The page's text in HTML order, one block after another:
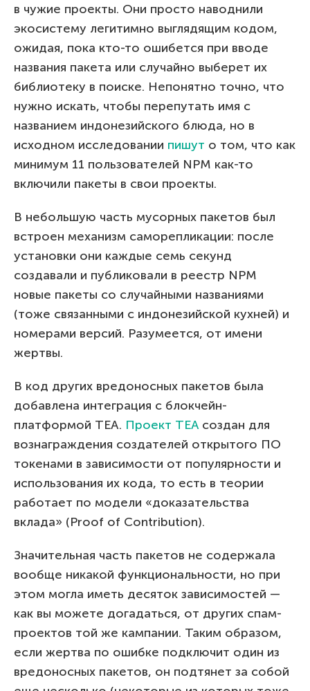
в чужие проекты. Они просто наводнили
экосистему легитимно выглядящим кодом,
ожидая, пока кто-то ошибется при вводе
названия пакета или случайно выберет их
библиотеку в поиске. Непонятно точно, что
нужно искать, чтобы перепутать имя с
названием индонезийского блюда, но в
исходном исследовании пишут о том, что как
минимум 11 пользователей NPM как-то
включили пакеты в свои проекты.
В небольшую часть мусорных пакетов был
встроен механизм саморепликации: после
установки они каждые семь секунд
создавали и публиковали в реестр NPM
новые пакеты со случайными названиями
(тоже связанными с индонезийской кухней) и
номерами версий. Разумеется, от имени
жертвы.
В код других вредоносных пакетов была
добавлена интеграция с блокчейн-
платформой TEA. Проект TEA создан для
вознаграждения создателей открытого ПО
токенами в зависимости от популярности и
использования их кода, то есть в теории
работает по модели «доказательства
вклада» (Proof of Contribution).
Значительная часть пакетов не содержала
вообще никакой функциональности, но при
этом могла иметь десяток зависимостей —
как вы можете догадаться, от других спам-
проектов той же кампании. Таким образом,
если жертва по ошибке подключит один из
вредоносных пакетов, он подтянет за собой